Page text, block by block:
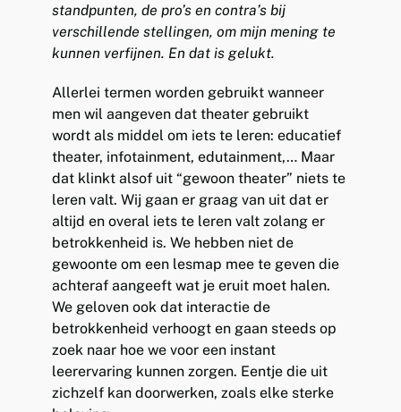
standpunten, de pro’s en contra’s bij
verschillende stellingen, om mijn mening te
kunnen verfijnen. En dat is gelukt.
Allerlei termen worden gebruikt wanneer
men wil aangeven dat theater gebruikt
wordt als middel om iets te leren: educatief
theater, infotainment, edutainment,… Maar
dat klinkt alsof uit “gewoon theater” niets te
leren valt. Wij gaan er graag van uit dat er
altijd en overal iets te leren valt zolang er
betrokkenheid is. We hebben niet de
gewoonte om een lesmap mee te geven die
achteraf aangeeft wat je eruit moet halen.
We geloven ook dat interactie de
betrokkenheid verhoogt en gaan steeds op
zoek naar hoe we voor een instant
leerervaring kunnen zorgen. Eentje die uit
zichzelf kan doorwerken, zoals elke sterke